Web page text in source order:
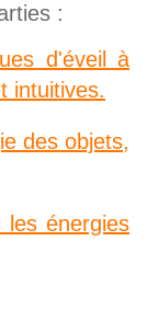
:
d'éveil à
intuitives.
des objets,
les énergies